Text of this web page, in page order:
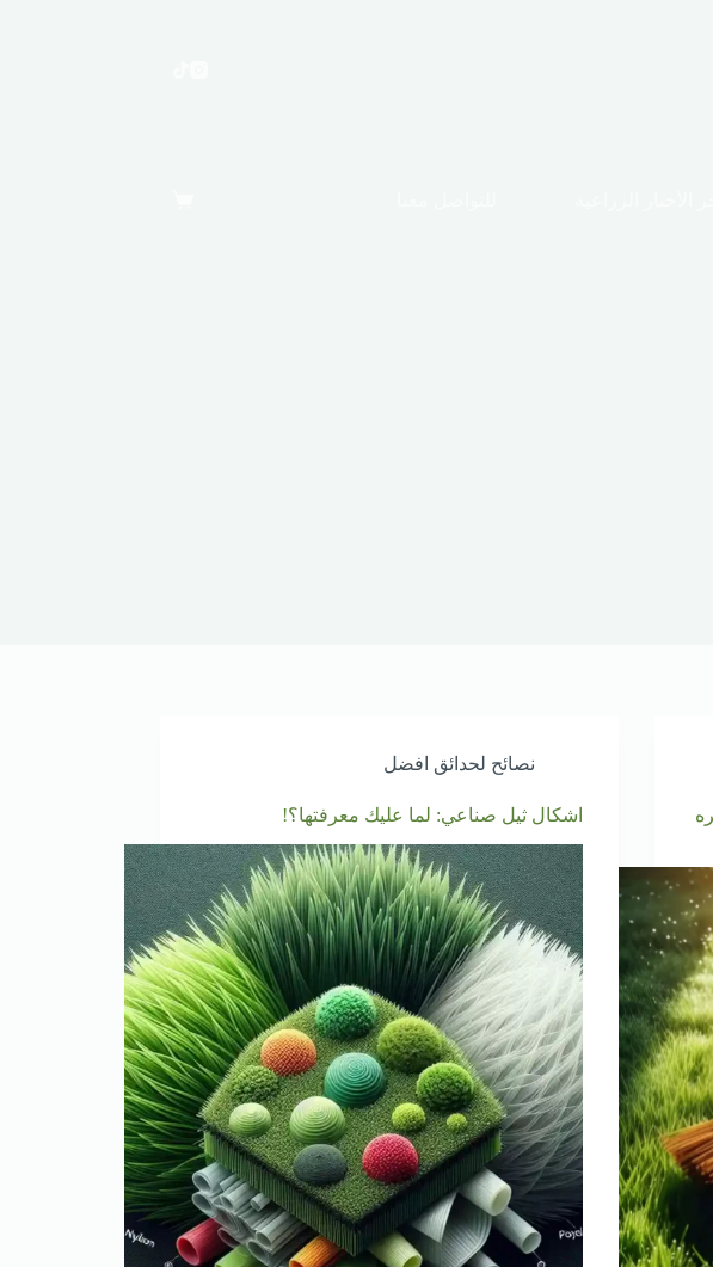
نصائح لحدائق افضل
اشكال ثيل صناعي: لما عليك معرفتها؟!